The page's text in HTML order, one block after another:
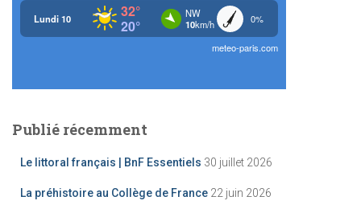
Publié récemment
Le littoral français | BnF Essentiels 30 juillet 2026
La préhistoire au Collège de France 22 juin 2026